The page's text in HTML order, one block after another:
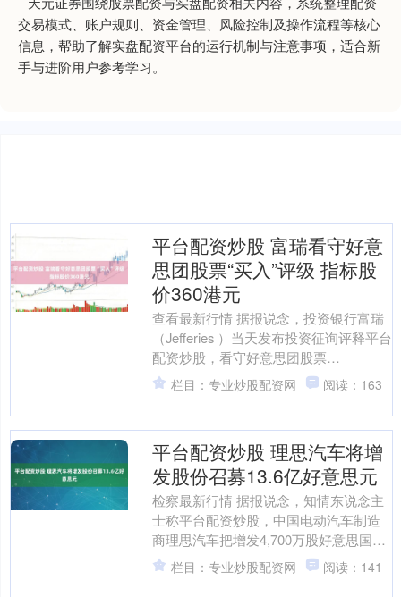
交易模式、账户规则、资金管理、风险控制及操作流程等核心
信息，帮助了解实盘配资平台的运行机制与注意事项，适合新
手与进阶用户参考学习。
平台配资炒股 富瑞看守好意
思团股票“买入”评级 指标股
价360港元
查看最新行情 据报说念，投资银行富瑞
（Jefferies ）当天发布投资征询评释平台
配资炒股，看守好意思团股票
（03690.HK）“买入”评级，将指标股价
定为3....
栏目：专业炒股配资网 阅读：163
平台配资炒股 理思汽车将增
发股份召募13.6亿好意思元
检察最新行情 据报说念，知情东说念主
士称平台配资炒股，中国电动汽车制造
商理思汽车把增发4,700万股好意思国存
托股份(ADS)的价钱定在每股29好意思
元，召募1....
栏目：专业炒股配资网 阅读：141